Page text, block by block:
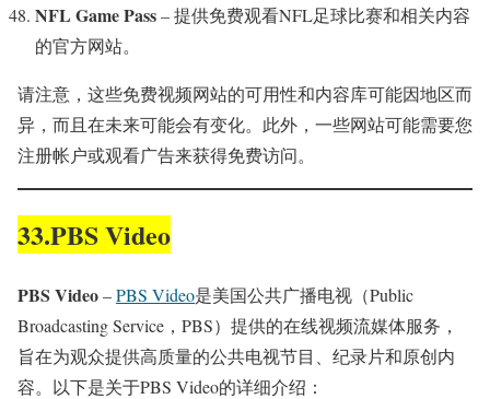
NFL Game Pass– 提供免费观看NFL足球比赛和相关内容
的官方网站。
请注意，这些免费视频网站的可用性和内容库可能因地区而
异，而且在未来可能会有变化。此外，一些网站可能需要您
注册帐户或观看广告来获得免费访问。
33.PBS Video
PBS Video–PBS Video是美国公共广播电视（Public
Broadcasting Service，PBS）提供的在线视频流媒体服务，
旨在为观众提供高质量的公共电视节目、纪录片和原创内
容。以下是关于PBS Video的详细介绍：